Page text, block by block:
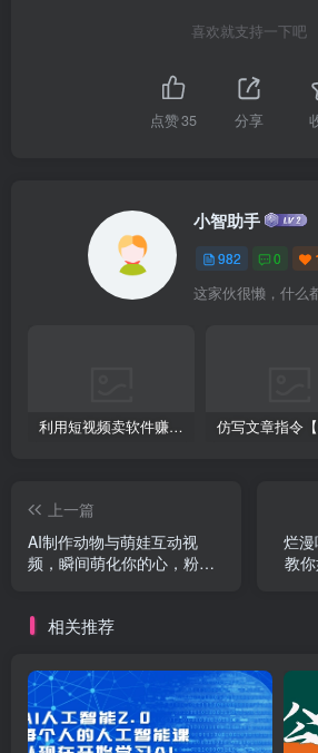
喜欢就支持一下吧
点赞35 分享
小智助手
982 0
这家伙很懒，什么
利用短视频卖软件赚钱，新手小白轻松月入10000+！
上一篇
AI制作动物与萌娃互动视
频，瞬间萌化你的心，粉丝
烂
教
相关推荐